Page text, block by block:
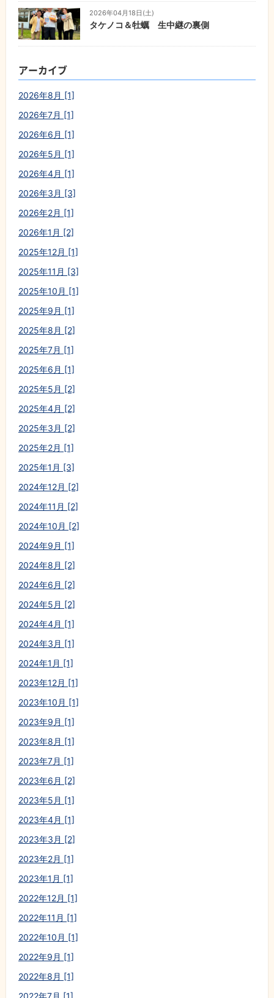
2026年04月18日(土)
タケノコ＆牡蠣 生中継の裏側
アーカイブ
2026年8月 [1]
2026年7月 [1]
2026年6月 [1]
2026年5月 [1]
2026年4月 [1]
2026年3月 [3]
2026年2月 [1]
2026年1月 [2]
2025年12月 [1]
2025年11月 [3]
2025年10月 [1]
2025年9月 [1]
2025年8月 [2]
2025年7月 [1]
2025年6月 [1]
2025年5月 [2]
2025年4月 [2]
2025年3月 [2]
2025年2月 [1]
2025年1月 [3]
2024年12月 [2]
2024年11月 [2]
2024年10月 [2]
2024年9月 [1]
2024年8月 [2]
2024年6月 [2]
2024年5月 [2]
2024年4月 [1]
2024年3月 [1]
2024年1月 [1]
2023年12月 [1]
2023年10月 [1]
2023年9月 [1]
2023年8月 [1]
2023年7月 [1]
2023年6月 [2]
2023年5月 [1]
2023年4月 [1]
2023年3月 [2]
2023年2月 [1]
2023年1月 [1]
2022年12月 [1]
2022年11月 [1]
2022年10月 [1]
2022年9月 [1]
2022年8月 [1]
2022年7月 [1]